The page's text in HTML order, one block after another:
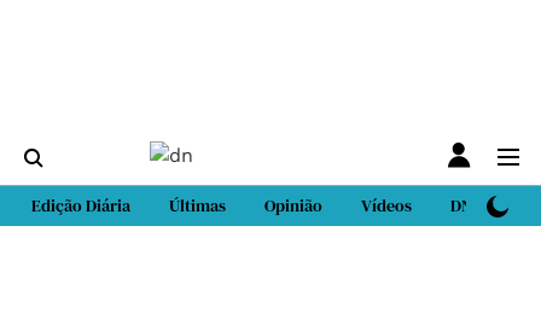
Edição Diária Últimas Opinião Vídeos DN Sport